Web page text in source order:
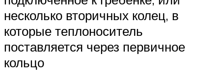
несколько вторичных колец, в
которые теплоноситель
поставляется через первичное
кольцо